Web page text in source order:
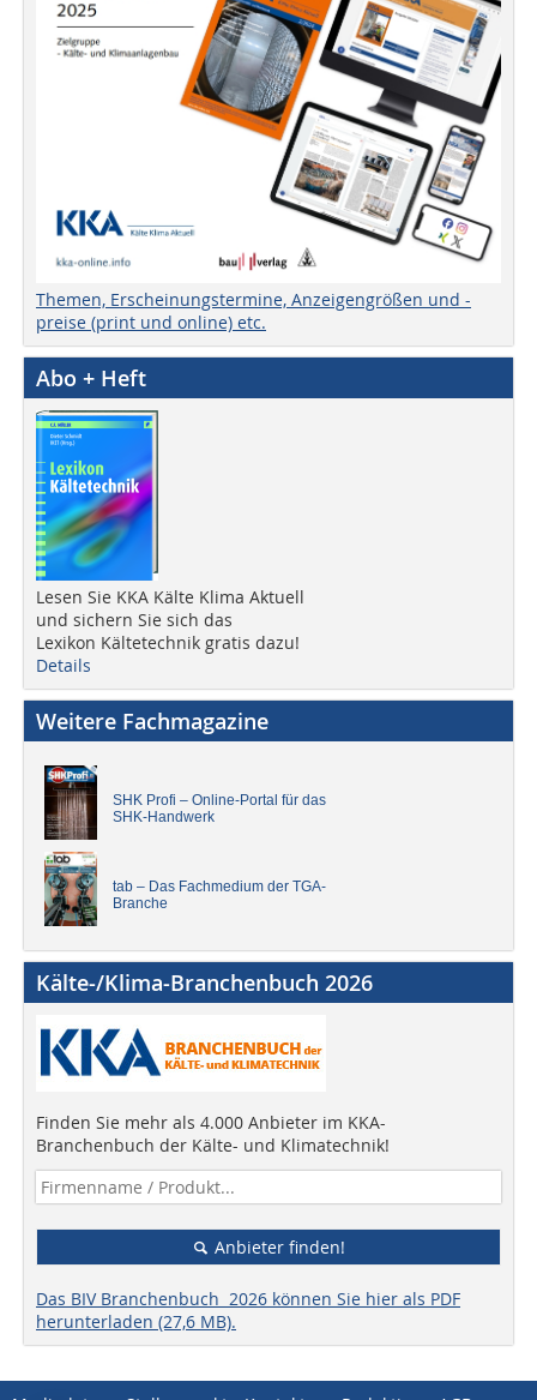
Themen, Erscheinungstermine, Anzeigengrößen und -
preise (print und online) etc.
Abo + Heft
Lesen Sie KKA Kälte Klima Aktuell
und sichern Sie sich das
Lexikon Kältetechnik gratis dazu!
Details
Weitere Fachmagazine
SHK Profi – Online-Portal für das
SHK-Handwerk
tab – Das Fachmedium der TGA-
Branche
Kälte-/Klima-Branchenbuch 2026
Finden Sie mehr als 4.000 Anbieter im KKA-
Branchenbuch der Kälte- und Klimatechnik!
Anbieter finden!
Das BIV Branchenbuch 2026 können Sie hier als PDF
herunterladen (27,6 MB).